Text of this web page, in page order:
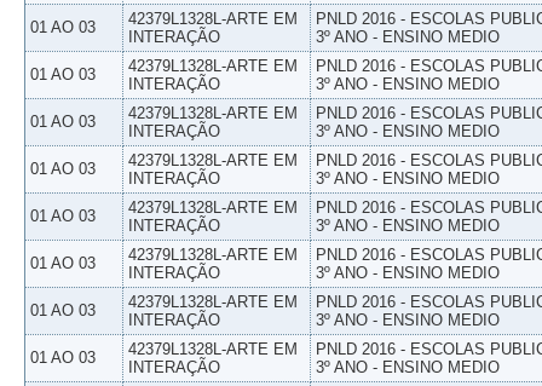
01 AO 03
42379L1328L-ARTE EM
INTERAÇÃO
PNLD 2016 - ESCOLAS
3º ANO - ENSINO MEDIO
01 AO 03
42379L1328L-ARTE EM
INTERAÇÃO
PNLD 2016 - ESCOLAS
3º ANO - ENSINO MEDIO
01 AO 03
42379L1328L-ARTE EM
INTERAÇÃO
PNLD 2016 - ESCOLAS
3º ANO - ENSINO MEDIO
01 AO 03
42379L1328L-ARTE EM
INTERAÇÃO
PNLD 2016 - ESCOLAS
3º ANO - ENSINO MEDIO
01 AO 03
42379L1328L-ARTE EM
INTERAÇÃO
PNLD 2016 - ESCOLAS
3º ANO - ENSINO MEDIO
01 AO 03
42379L1328L-ARTE EM
INTERAÇÃO
PNLD 2016 - ESCOLAS
3º ANO - ENSINO MEDIO
01 AO 03
42379L1328L-ARTE EM
INTERAÇÃO
PNLD 2016 - ESCOLAS
3º ANO - ENSINO MEDIO
01 AO 03
42379L1328L-ARTE EM
INTERAÇÃO
PNLD 2016 - ESCOLAS
3º ANO - ENSINO MEDIO